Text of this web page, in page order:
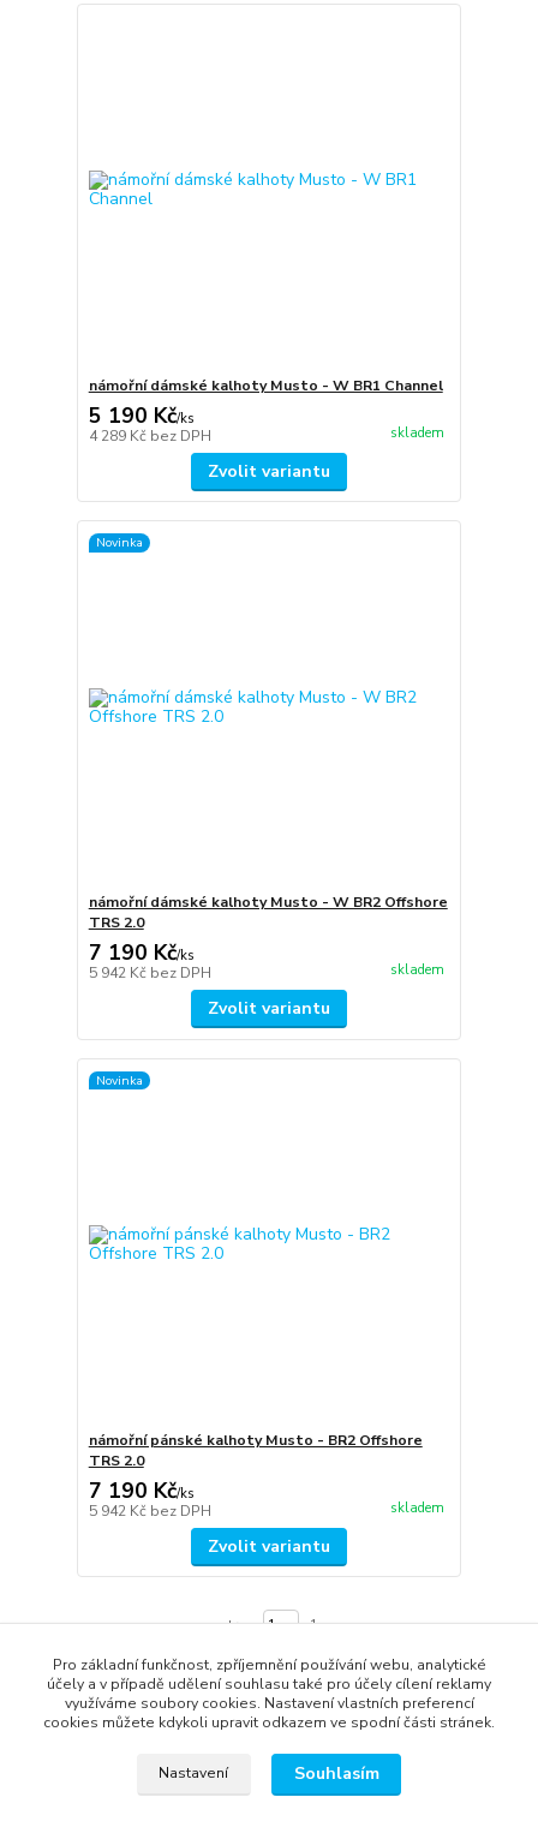
námořní dámské kalhoty Musto - W BR1 Channel
5 190 Kč/ks
4 289 Kč bez DPH skladem
Zvolit variantu
Novinka
námořní dámské kalhoty Musto - W BR2 Offshore
TRS 2.0
7 190 Kč/ks
5 942 Kč bez DPH skladem
Zvolit variantu
Novinka
námořní pánské kalhoty Musto - BR2 Offshore
TRS 2.0
7 190 Kč/ks
5 942 Kč bez DPH skladem
Zvolit variantu
strana z 1
Pro základní funkčnost, zpříjemnění používání webu, analytické
účely a v případě udělení souhlasu také pro účely cílení reklamy
využíváme soubory cookies. Nastavení vlastních preferencí
cookies můžete kdykoli upravit odkazem ve spodní části stránek.
Nastavení Souhlasím